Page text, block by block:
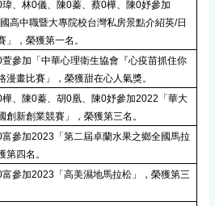
瑋、林0儀、陳0蓁、蔡0樺、陳0妤參加
高中職暨大專院校台灣私房景點介紹英/日
」，榮獲第一名。
萱參加「中華心理衛生協會『心疫苗抓住你
漫畫比賽」，榮獲甜在心人氣獎。
樺、陳0蓁、胡0凰、陳0妤參加2022「華大
創新創業競賽」，榮獲第三名。
富參加2023「第二屆卓蘭水果之鄉全國馬拉
第四名。
富參加2023「高美濕地馬拉松」，榮獲第三